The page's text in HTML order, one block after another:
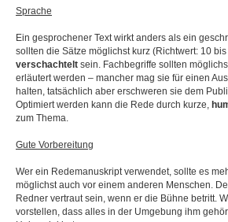
Sprache
Ein gesprochener Text wirkt anders als ein
sollten die Sätze möglichst kurz (Richtwert: 10 bis
verschachtelt sein. Fachbegriffe sollten
erläutert werden – mancher mag sie für einen
halten, tatsächlich aber erschweren sie dem
Optimiert werden kann die Rede durch kurze,
zum Thema.
Gute Vorbereitung
Wer ein Redemanuskript verwendet, sollte es
möglichst auch vor einem anderen Menschen.
Redner vertraut sein, wenn er die Bühne betritt.
vorstellen, dass alles in der Umgebung ihm